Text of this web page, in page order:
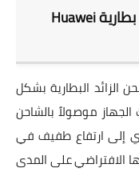
هل ترك الهاتف على الشاحن يضر بطارية Huawei
الزائد البطارية بشكل
موصولاً بالشاحن
إلى ارتفاع طفيف في
الافتراضي على المدى